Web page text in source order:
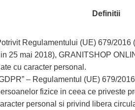
Definitii
Regulamentului (UE) 679/2016
25 mai 2018), GRANITSHOP
cu caracter personal.
– Regulamentul (UE) 679/
fizice in ceea ce priveste
personal si privind libera